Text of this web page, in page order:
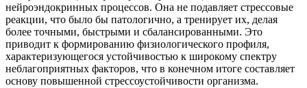
нейроэндокринных процессов. Она не подавляет стрессовые
реакции, что было бы патологично, а тренирует их, делая
более точными, быстрыми и сбалансированными. Это
приводит к формированию физиологического профиля,
характеризующегося устойчивостью к широкому спектру
неблагоприятных факторов, что в конечном итоге составляет
основу повышенной стрессоустойчивости организма.